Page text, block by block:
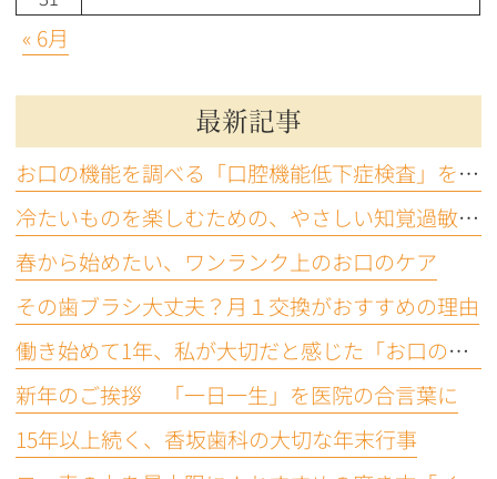
« 6月
最新記事
お口の機能を調べる「口腔機能低下症検査」をご存じですか？
冷たいものを楽しむための、やさしい知覚過敏ケア
春から始めたい、ワンランク上のお口のケア
その歯ブラシ大丈夫？月１交換がおすすめの理由
働き始めて1年、私が大切だと感じた「お口の機能」
新年のご挨拶 「一日一生」を医院の合言葉に
15年以上続く、香坂歯科の大切な年末行事